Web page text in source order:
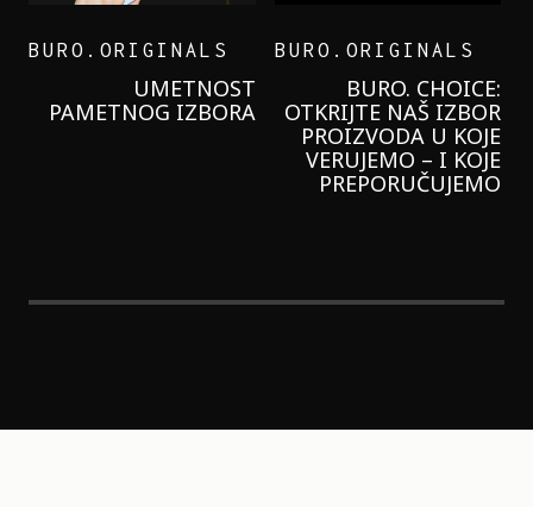
BURO.ORIGINALS
BURO. CHOICE:
OTKRIJTE NAŠ IZBOR
PROIZVODA U KOJE
VERUJEMO – I KOJE